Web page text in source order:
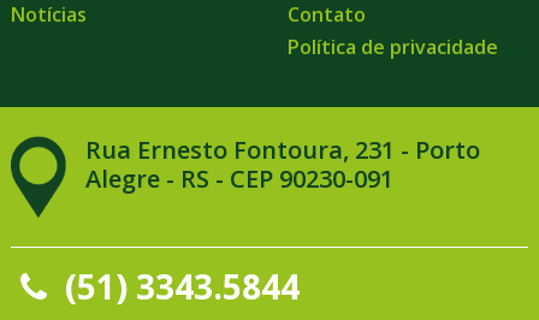
Notícias
Contato
Política de privacidade
Rua Ernesto Fontoura, 231 - Porto
Alegre - RS - CEP 90230-091
(51) 3343.5844